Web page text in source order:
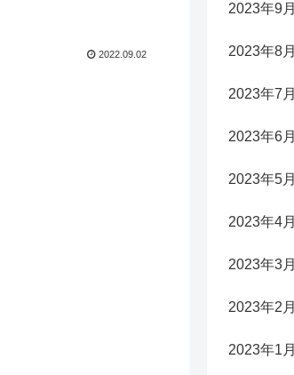
2022.09.02
2023年9月
2023年8月
2023年7月
2023年6月
2023年5月
2023年4月
2023年3月
2023年2月
2023年1月